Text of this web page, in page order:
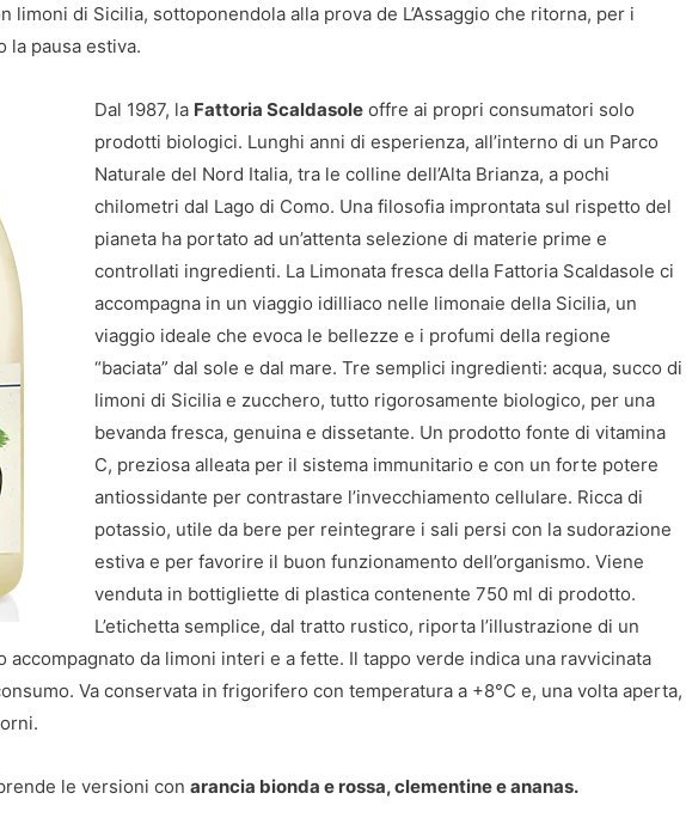
limoni di Sicilia, sottoponendola alla prova de L’Assaggio che ritorna, per i
la pausa estiva.
Dal 1987, la Fattoria Scaldasoleoffre ai propri consumatori solo
prodotti biologici. Lunghi anni di esperienza, all’interno di un Parco
Naturale del Nord Italia, tra le colline dell’Alta Brianza, a pochi
chilometri dal Lago di Como. Una filosofia improntata sul rispetto del
pianeta ha portato ad un’attenta selezione di materie prime e
controllati ingredienti. La Limonata fresca della Fattoria Scaldasole ci
accompagna in un viaggio idilliaco nelle limonaie della Sicilia, un
viaggio ideale che evoca le bellezze e i profumi della regione
“baciata” dal sole e dal mare. Tre semplici ingredienti: acqua, succo di
limoni di Sicilia e zucchero, tutto rigorosamente biologico, per una
bevanda fresca, genuina e dissetante. Un prodotto fonte di vitamina
C, preziosa alleata per il sistema immunitario e con un forte potere
antiossidante per contrastare l’invecchiamento cellulare. Ricca di
potassio, utile da bere per reintegrare i sali persi con la sudorazione
estiva e per favorire il buon funzionamento dell’organismo. Viene
venduta in bottigliette di plastica contenente 750 ml di prodotto.
L’etichetta semplice, dal tratto rustico, riporta l’illustrazione di un
accompagnato da limoni interi e a fette. Il tappo verde indica una ravvicinata
Va conservata in frigorifero con temperatura a +8°C e, una volta aperta,
le versioni con arancia bionda e rossa, clementine e ananas.